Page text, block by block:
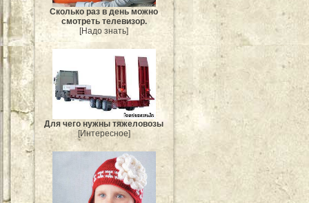
Сколько раз в день можно
смотреть телевизор.
[Надо знать]
Для чего нужны тяжеловозы
[Интересное]